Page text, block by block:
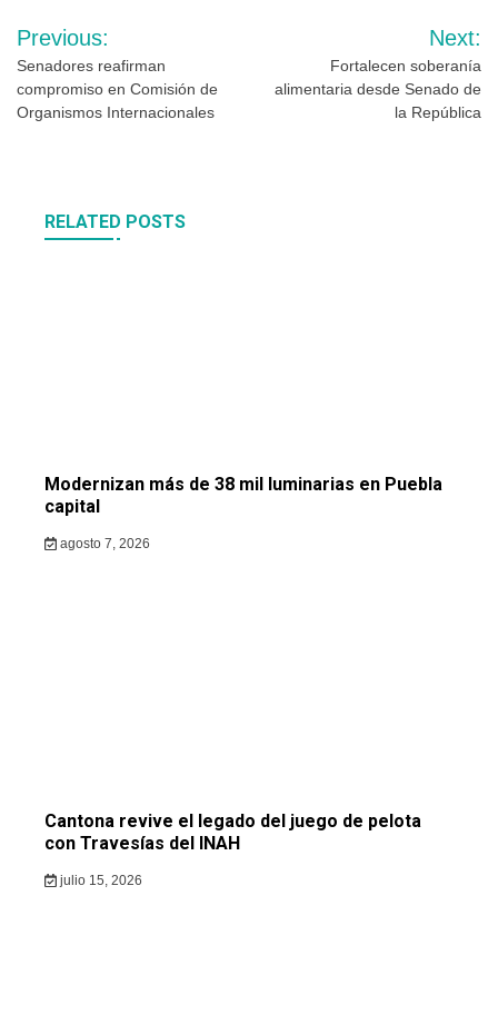
Navegación
de
entradas
Previous:
Senadores reafirman
compromiso en Comisión de
Organismos Internacionales
Next:
Fortalecen soberanía
alimentaria desde Senado de
la República
RELATED POSTS
Modernizan más de 38 mil luminarias en Puebla
capital
agosto 7, 2026
Cantona revive el legado del juego de pelota
con Travesías del INAH
julio 15, 2026